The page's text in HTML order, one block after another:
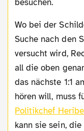
besuchen.
Wo bei der Schilderung der Ereignisse und der
Suche nach den
versucht wird,
all die oben
das nächste 1:1
hören will, muss
Politikchef
kann sie sein,